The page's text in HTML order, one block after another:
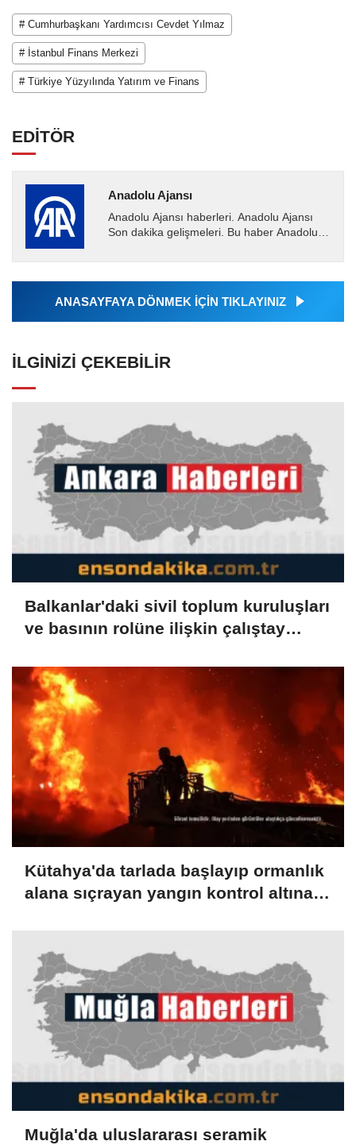
# Cumhurbaşkanı Yardımcısı Cevdet Yılmaz
# İstanbul Finans Merkezi
# Türkiye Yüzyılında Yatırım ve Finans
EDİTÖR
Anadolu Ajansı
Anadolu Ajansı haberleri. Anadolu Ajansı
Son dakika gelişmeleri. Bu haber Anadolu
Ajansı tarafından...
ANASAYFAYA DÖNMEK İÇİN TIKLAYINIZ
İLGINIZI ÇEKEBILIR
Balkanlar'daki sivil toplum kuruluşları
ve basının rolüne ilişkin çalıştay
Kütahya'da tarlada başlayıp ormanlık
alana sıçrayan yangın kontrol altına
Muğla'da uluslararası seramik